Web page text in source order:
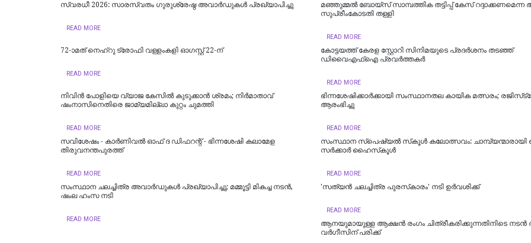
സ്വരധീ 2026: സാരസ്വതം ഗുരുശ്രേഷ്ഠ അവാർഡുകൾ പ്രഖ്യാപിച്ചു
READ MORE
‌മഞ്ഞുമ്മൽ ബോയ്സ് സാമ്പത്തിക തട്ടിപ്പ് കേസ്
സുപ്രീംകോ‌ടതി തള്ളി
READ MORE
72-ാമത് നെഹ്‌റു ട്രോഫി വള്ളംകളി ഓഗസ്റ്റ് 22-ന്
READ MORE
കോട്ടയത്ത് കേരള സ്റ്റോറി സിനിമയുടെ പ്രദർശനം തടഞ്ഞ്
ഡിവൈഎഫ്ഐ പ്രവർത്തകർ
READ MORE
നിവിൻ പോളിയെ വ്യാജ കേസിൽ കുടുക്കാൻ ശ്രമം; നിർമാതാവ്
ഷംനാസിനെതിരെ ജാമ്യമില്ലാ കുറ്റം ചുമത്തി
READ MORE
ഭിന്നശേഷിക്കാർക്കായി സംസ്ഥാനതല കായിക മത്സരം;
ആരംഭിച്ചു
READ MORE
സവിശേഷം - കാർണിവൽ ഓഫ് ദ ഡിഫറന്റ് - ഭിന്നശേഷി കലാമേള
തിരുവനന്തപുരത്ത്
READ MORE
സംസ്ഥാന സ്‌പെഷ്യല്‍ സ്‌കൂള്‍ കലോത്സവം: ചാമ്പ്യന്മാരായി
സര്‍ക്കാര്‍ ഹൈസ്‌കൂള്‍
READ MORE
സംസ്ഥാന ചലച്ചിത്ര അവാര്‍ഡുകൾ പ്രഖ്യാപിച്ചു; മമ്മൂട്ടി മികച്ച നടൻ,
ഷംല ഹംസ നടി
READ MORE
'സത്യൻ ചലച്ചിത്ര പുരസ്‌കാരം' നടി ഉർവശിക്ക്
READ MORE
ആനയുമായുള്ള ആക്ഷൻ രംഗം ചിത്രീകരിക്കുന്നതിനിടെ നടൻ
വർഗീസിന് പരിക്ക്